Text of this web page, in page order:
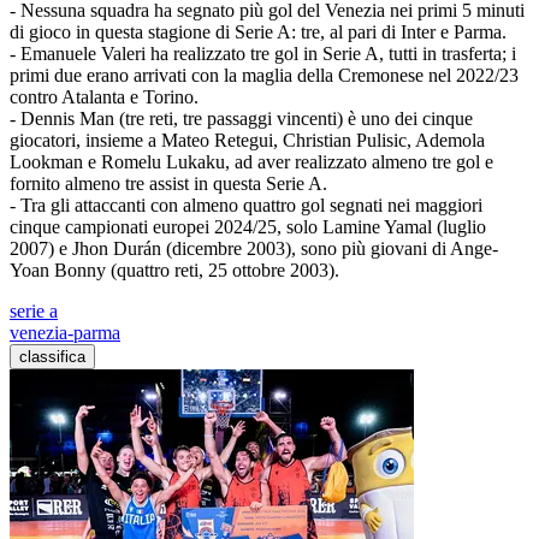
- Nessuna squadra ha segnato più gol del Venezia nei primi 5 minuti
di gioco in questa stagione di Serie A: tre, al pari di Inter e Parma.
- Emanuele Valeri ha realizzato tre gol in Serie A, tutti in trasferta; i
primi due erano arrivati con la maglia della Cremonese nel 2022/23
contro Atalanta e Torino.
- Dennis Man (tre reti, tre passaggi vincenti) è uno dei cinque
giocatori, insieme a Mateo Retegui, Christian Pulisic, Ademola
Lookman e Romelu Lukaku, ad aver realizzato almeno tre gol e
fornito almeno tre assist in questa Serie A.
- Tra gli attaccanti con almeno quattro gol segnati nei maggiori
cinque campionati europei 2024/25, solo Lamine Yamal (luglio
2007) e Jhon Durán (dicembre 2003), sono più giovani di Ange-
Yoan Bonny (quattro reti, 25 ottobre 2003).
serie a
venezia-parma
classifica